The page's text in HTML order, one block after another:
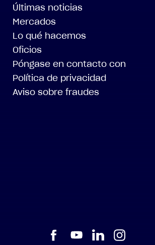
Últimas noticias
Mercados
Lo qué hacemos
Oficios
Póngase en contacto con
Política de privacidad
Aviso sobre fraudes